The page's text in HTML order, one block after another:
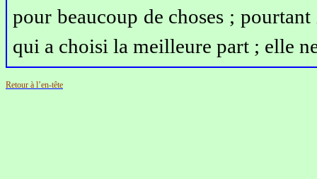
pour beaucoup de choses ;
qui a choisi la meilleure part ; elle
Retour à l’en-tête